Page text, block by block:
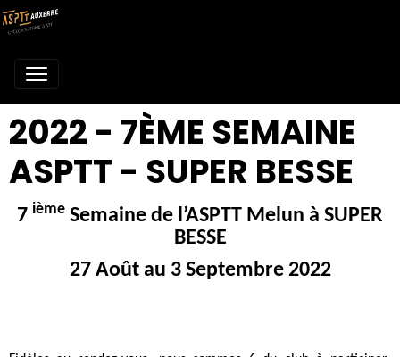
2022 - 7ÈME SEMAINE
ASPTT - SUPER BESSE
7 ième Semaine de l’ASPTT Melun à SUPER
BESSE
27 Août au 3 Septembre 2022